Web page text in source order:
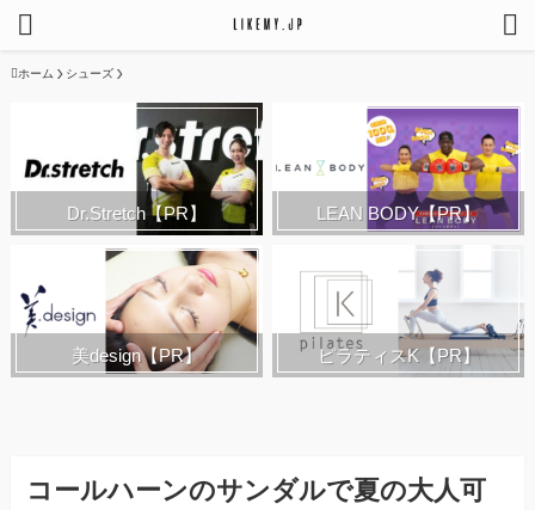
ホーム シューズ
Dr.Stretch【PR】 LEAN BODY【PR】
美design【PR】 ピラティスK【PR】
コールハーンのサンダルで夏の大人可